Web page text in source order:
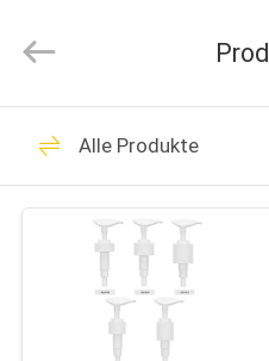
HAUS
PRODUKTE
Plastic
Rights
Luftlose
Flaschen
Alle Produkte